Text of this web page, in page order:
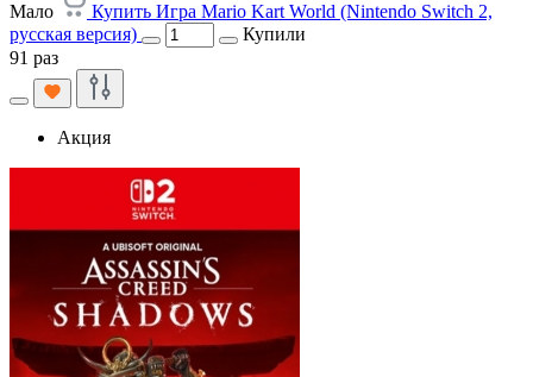
Мало
Купить Игра Mario Kart World (Nintendo Switch 2,
русская версия)
Купили
91 раз
Акция